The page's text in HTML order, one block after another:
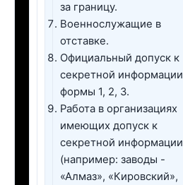
за границу.
Военнослужащие в
отставке.
Официальный допуск к
секретной информации
формы 1, 2, 3.
Работа в организациях
имеющих допуск к
секретной информации
(например: заводы -
«Алмаз», «Кировский»,